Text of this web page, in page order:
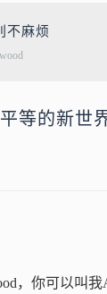
不麻烦
等的新世
，你可以叫